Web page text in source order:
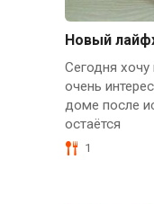
Новый
Сегодня
очень
доме после
остаётся
1